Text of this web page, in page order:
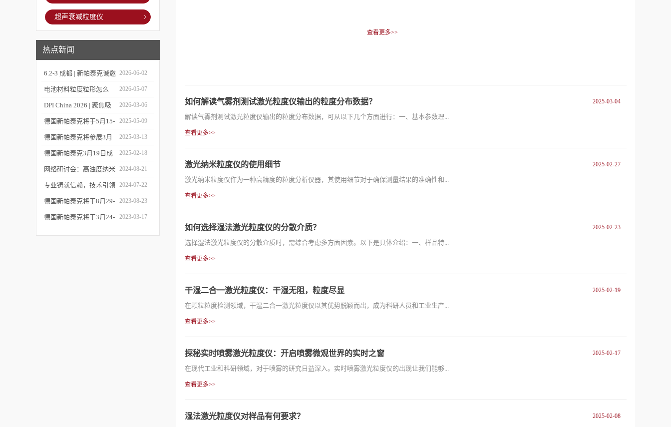
超声衰减粒度仪
热点新闻
6.2-3 成都 | 新帕泰克诚邀
您相约CPI西南制药工业
大会
2026-06-02
电池材料粒度粒形怎么
测？德国新帕泰克邀您共
赴CIBF2026
2026-05-07
DPI China 2026 | 聚焦吸
入制剂前沿，共探技术创
新之路
2026-03-06
德国新帕泰克将于5月15-
17日参加深圳CIBF电池
展
2025-05-09
德国新帕泰克将参展3月
20-21日成都CPI制药工业
大会
2025-03-13
德国新帕泰克3月19日成
都粒度与粒形分析研讨会
诚邀参与
2025-02-18
网络研讨会：高浊度纳米
颗粒分散体系中的粒度分
析
2024-08-21
专业铸就信赖，技术引领
未来——新帕泰克中国20
周年
2024-07-22
德国新帕泰克将于8月29-
31日参加Formnext 2023
2023-08-23
德国新帕泰克将于3月24- 2023-03-17
查看更多>>
如何解读气雾剂测试激光粒度仪输出的粒度分布数据？ 2025-03-04
解读气雾剂测试激光粒度仪输出的粒度分布数据，可从以下几个方面进行：一、基本参数理...
查看更多>>
激光纳米粒度仪的使用细节 2025-02-27
激光纳米粒度仪作为一种高精度的粒度分析仪器，其使用细节对于确保测量结果的准确性和...
查看更多>>
如何选择湿法激光粒度仪的分散介质？ 2025-02-23
选择湿法激光粒度仪的分散介质时，需综合考虑多方面因素。以下是具体介绍：一、样品特...
查看更多>>
干湿二合一激光粒度仪：干湿无阻，粒度尽显 2025-02-19
在颗粒粒度检测领域，干湿二合一激光粒度仪以其优势脱颖而出，成为科研人员和工业生产...
查看更多>>
探秘实时喷雾激光粒度仪：开启喷雾微观世界的实时之窗 2025-02-17
在现代工业和科研领域，对于喷雾的研究日益深入。实时喷雾激光粒度仪的出现让我们能够...
查看更多>>
湿法激光粒度仪对样品有何要求？ 2025-02-08